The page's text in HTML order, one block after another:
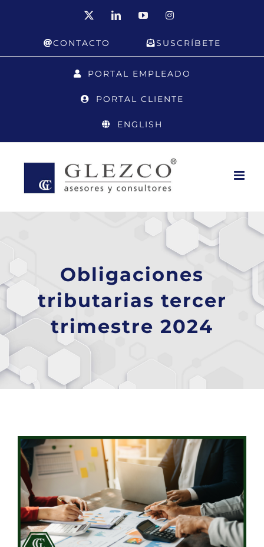
LinkedInYouTubeInstagram
CONTACTO SUSCRÍBETE
PORTAL EMPLEADO
PORTAL CLIENTE
ENGLISH
Obligaciones
tributarias tercer
trimestre 2024
Ver
imagen
más
grande